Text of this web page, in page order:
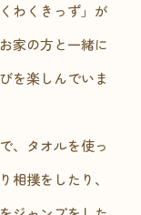
わくきっず」が
家の方と一緒に
を楽しんでいま
、タオルを使っ
相撲をしたり、